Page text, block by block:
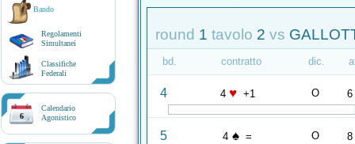
Bando
Regolamenti
Simultanei
Classifiche
Federali
6
Calendario
Agonistico
round 1 tavolo 2 vs
bd. contratto dic.
4 4 ♥ +1 O 6
5 4 ♠ = O 8